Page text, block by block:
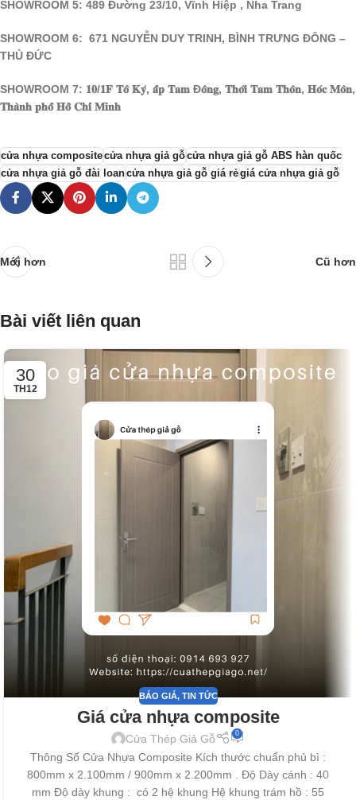
SHOWROOM 5: 489 Đường 23/10, Vĩnh Hiệp , Nha Trang
SHOWROOM 6: 671 NGUYỄN DUY TRINH, BÌNH TRƯNG ĐÔNG –
THỦ ĐỨC
SHOWROOM 7: 𝟏𝟎/𝟏𝐅 𝐓𝐨̂ 𝐊𝐲́, 𝐚̂́𝐩 𝐓𝐚𝐦 Đ𝐨̂𝐧𝐠, 𝐓𝐡𝐨̛́𝐢 𝐓𝐚𝐦 𝐓𝐡𝐨̂𝐧, 𝐇𝐨́𝐜 𝐌𝐨̂𝐧,
𝐓𝐡𝐚̀𝐧𝐡 𝐩𝐡𝐨̂́ 𝐇𝐨̂̀ 𝐂𝐡𝐢́ 𝐌𝐢𝐧𝐡
cửa nhựa compositecửa nhựa giả gỗcửa nhựa giả gỗ ABS hàn quốc
cửa nhựa giả gỗ đài loancửa nhựa giả gỗ giá rẻgiá cửa nhựa giả gỗ
Mới hơn Cũ hơn
Bài viết liên quan
30
TH12
BÁO GIÁ, TIN TỨC
Giá cửa nhựa composite
Cửa Thép Giả Gỗ 0
Thông Số Cửa Nhựa Composite Kích thước chuẩn phủ bì :
800mm x 2.100mm / 900mm x 2.200mm . Độ Dày cánh : 40
mm Độ dày khung : có 2 hệ khung Hệ khung trám hồ : 55